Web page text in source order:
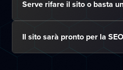
Serve rifare il sito o basta
Il sito sarà pronto per la